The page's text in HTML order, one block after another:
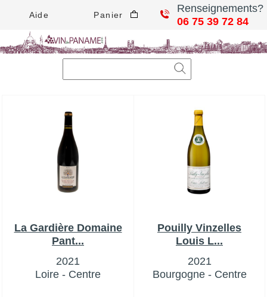
Aide Panier
Renseignements?
06 75 39 72 84
La Gardière Domaine
Pant...
2021
Loire - Centre
Pouilly Vinzelles
Louis L...
2021
Bourgogne - Centre